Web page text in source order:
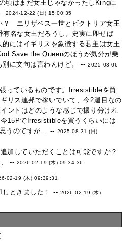
頃はまだ女王じゃなかったしKingに
2024-12-22 (日) 15:00:35
？ エリザベス一世とビクトリア女王
有名な女王だろうし。史実に即せば
にはイギリスを象徴する君主は女王
Save the Queenのほうが気分が乗
別に文句は言わんけど。 --2025-03-06
っているものです。Irresistibleを買
リス連邦で稼いでいて、今2週目なの
ントはどのような感じで振り分けれ
15PでIrresistibleを買うくらいには
うのですが... -- 2025-08-31 (日)
加していただくことは可能ですか？
-- 2026-02-19 (木) 09:34:36
02-19 (木) 09:39:31
しときました！ -- 2026-02-19 (木)